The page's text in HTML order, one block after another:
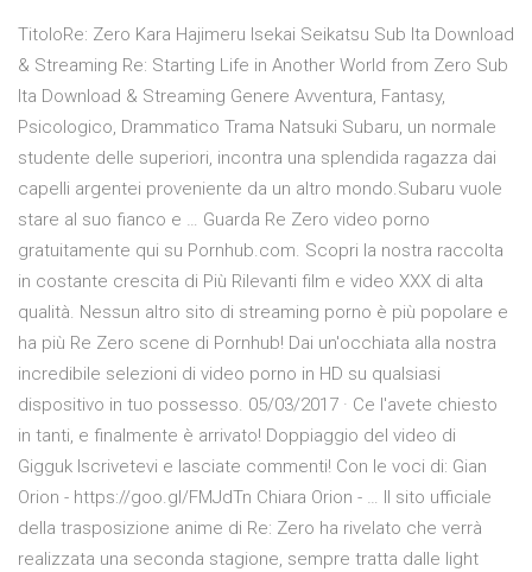
TitoloRe: Zero Kara Hajimeru Isekai Seikatsu Sub Ita Download
& Streaming Re: Starting Life in Another World from Zero Sub
Ita Download & Streaming Genere Avventura, Fantasy,
Psicologico, Drammatico Trama Natsuki Subaru, un normale
studente delle superiori, incontra una splendida ragazza dai
capelli argentei proveniente da un altro mondo.Subaru vuole
stare al suo fianco e … Guarda Re Zero video porno
gratuitamente qui su Pornhub.com. Scopri la nostra raccolta
in costante crescita di Più Rilevanti film e video XXX di alta
qualità. Nessun altro sito di streaming porno è più popolare e
ha più Re Zero scene di Pornhub! Dai un'occhiata alla nostra
incredibile selezioni di video porno in HD su qualsiasi
dispositivo in tuo possesso. 05/03/2017 · Ce l'avete chiesto
in tanti, e finalmente è arrivato! Doppiaggio del video di
Gigguk Iscrivetevi e lasciate commenti! Con le voci di: Gian
Orion - https://goo.gl/FMJdTn Chiara Orion - … Il sito ufficiale
della trasposizione anime di Re: Zero ha rivelato che verrà
realizzata una seconda stagione, sempre tratta dalle light